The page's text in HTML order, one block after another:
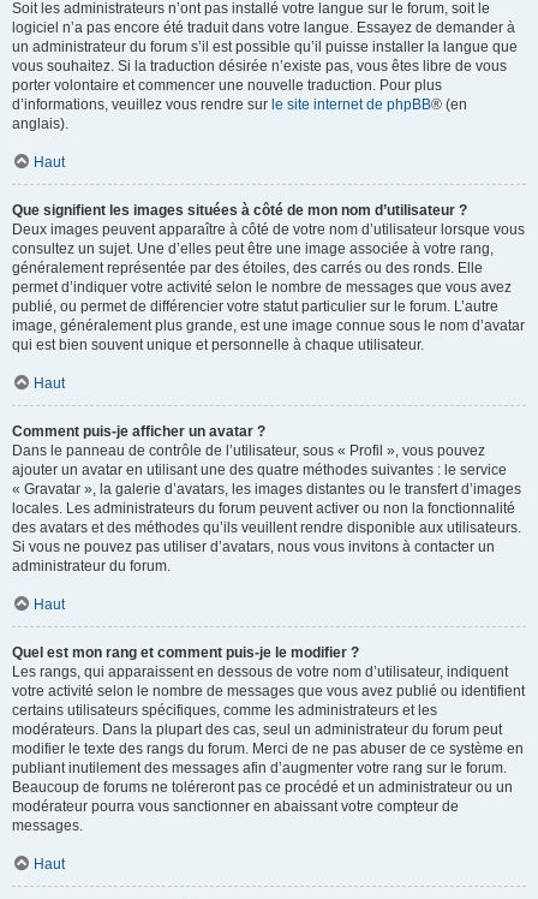
Soit les administrateurs n’ont pas installé votre langue sur le forum, soit le
logiciel n’a pas encore été traduit dans votre langue. Essayez de demander à
un administrateur du forum s’il est possible qu’il puisse installer la langue que
vous souhaitez. Si la traduction désirée n’existe pas, vous êtes libre de vous
porter volontaire et commencer une nouvelle traduction. Pour plus
d’informations, veuillez vous rendre sur le site internet de phpBB® (en
anglais).
Haut
Que signifient les images situées à côté de mon nom d’utilisateur ?
Deux images peuvent apparaître à côté de votre nom d’utilisateur lorsque vous
consultez un sujet. Une d’elles peut être une image associée à votre rang,
généralement représentée par des étoiles, des carrés ou des ronds. Elle
permet d’indiquer votre activité selon le nombre de messages que vous avez
publié, ou permet de différencier votre statut particulier sur le forum. L’autre
image, généralement plus grande, est une image connue sous le nom d’avatar
qui est bien souvent unique et personnelle à chaque utilisateur.
Haut
Comment puis-je afficher un avatar ?
Dans le panneau de contrôle de l’utilisateur, sous « Profil », vous pouvez
ajouter un avatar en utilisant une des quatre méthodes suivantes : le service
« Gravatar », la galerie d’avatars, les images distantes ou le transfert d’images
locales. Les administrateurs du forum peuvent activer ou non la fonctionnalité
des avatars et des méthodes qu’ils veuillent rendre disponible aux utilisateurs.
Si vous ne pouvez pas utiliser d’avatars, nous vous invitons à contacter un
administrateur du forum.
Haut
Quel est mon rang et comment puis-je le modifier ?
Les rangs, qui apparaissent en dessous de votre nom d’utilisateur, indiquent
votre activité selon le nombre de messages que vous avez publié ou identifient
certains utilisateurs spécifiques, comme les administrateurs et les
modérateurs. Dans la plupart des cas, seul un administrateur du forum peut
modifier le texte des rangs du forum. Merci de ne pas abuser de ce système en
publiant inutilement des messages afin d’augmenter votre rang sur le forum.
Beaucoup de forums ne toléreront pas ce procédé et un administrateur ou un
modérateur pourra vous sanctionner en abaissant votre compteur de
messages.
Haut